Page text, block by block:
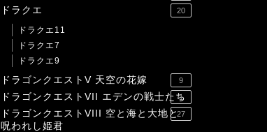
ドラクエ 20
ドラクエ11
ドラクエ7
ドラクエ9
ドラゴンクエストV 天空の花嫁 9
ドラゴンクエストVII エデンの戦士たち
1
ドラゴンクエストVIII 空と海と大地と
呪われし姫君
27